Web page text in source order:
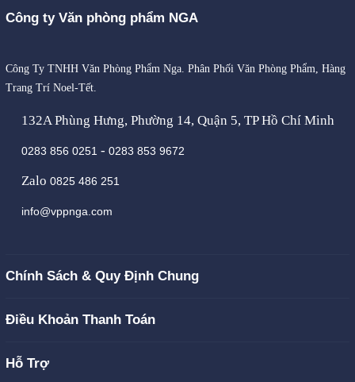
Công ty Văn phòng phẩm NGA
Công Ty TNHH Văn Phòng Phẩm Nga. Phân Phối Văn Phòng Phẩm, Hàng
Trang Trí Noel-Tết.
132A Phùng Hưng, Phường 14, Quận 5, TP Hồ Chí Minh
0283 856 0251 - 0283 853 9672
Zalo 0825 486 251
info@vppnga.com
Chính Sách & Quy Định Chung
Điều Khoản Thanh Toán
Hỗ Trợ